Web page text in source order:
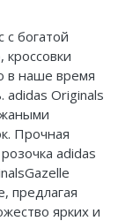
богатой
в наше время
Originals
Прочная
adidas
предлагая
ярких и